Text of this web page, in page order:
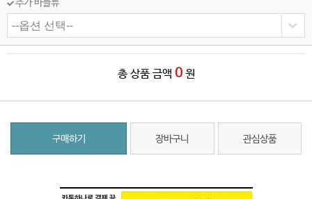
추가 바늘류
총 상품 금액 0 원
구매하기 장바구니 관심상품